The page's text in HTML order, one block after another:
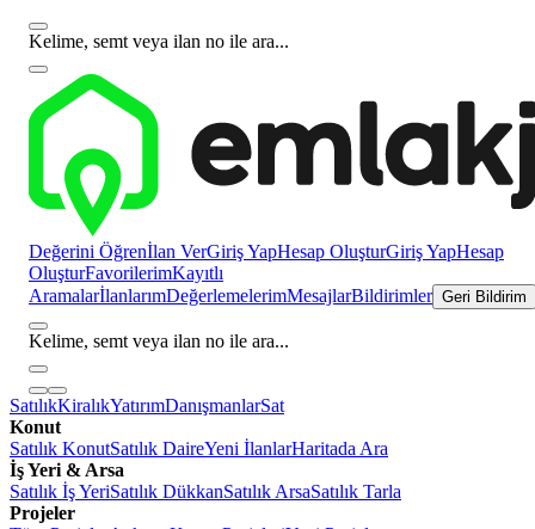
Kelime, semt veya ilan no ile ara...
Değerini Öğrenİlan VerGiriş YapHesap OluşturGiriş YapHesap
OluşturFavorilerimKayıtlı
AramalarİlanlarımDeğerlemelerimMesajlarBildirimler Geri Bildirim
Kelime, semt veya ilan no ile ara...
SatılıkKiralıkYatırımDanışmanlarSat
Konut
Satılık KonutSatılık DaireYeni İlanlarHaritada Ara
İş Yeri & Arsa
Satılık İş YeriSatılık DükkanSatılık ArsaSatılık Tarla
Projeler